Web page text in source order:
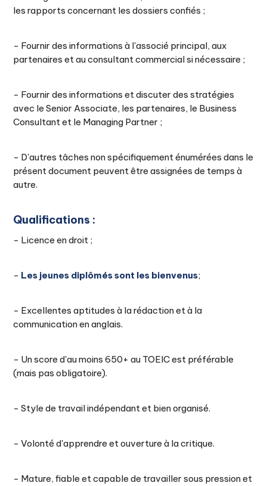
les rapports concernant les dossiers confiés ;
- Fournir des informations à l'associé principal, aux
partenaires et au consultant commercial si nécessaire ;
- Fournir des informations et discuter des stratégies
avec le Senior Associate, les partenaires, le Business
Consultant et le Managing Partner ;
- D'autres tâches non spécifiquement énumérées dans le
présent document peuvent être assignées de temps à
autre.
Qualifications :
- Licence en droit ;
- Les jeunes diplômés sont les bienvenus;
- Excellentes aptitudes à la rédaction et à la
communication en anglais.
- Un score d'au moins 650+ au TOEIC est préférable
(mais pas obligatoire).
- Style de travail indépendant et bien organisé.
- Volonté d'apprendre et ouverture à la critique.
- Mature, fiable et capable de travailler sous pression et